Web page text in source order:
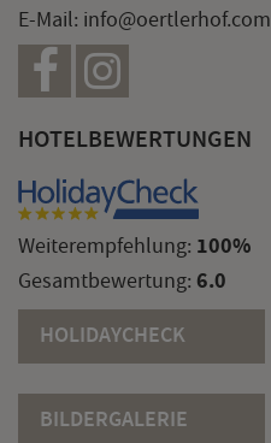
E-Mail: info@oertlerhof.com
HOTELBEWERTUNGEN
Weiterempfehlung: 100%
Gesamtbewertung: 6.0
HOLIDAYCHECK
BILDERGALERIE